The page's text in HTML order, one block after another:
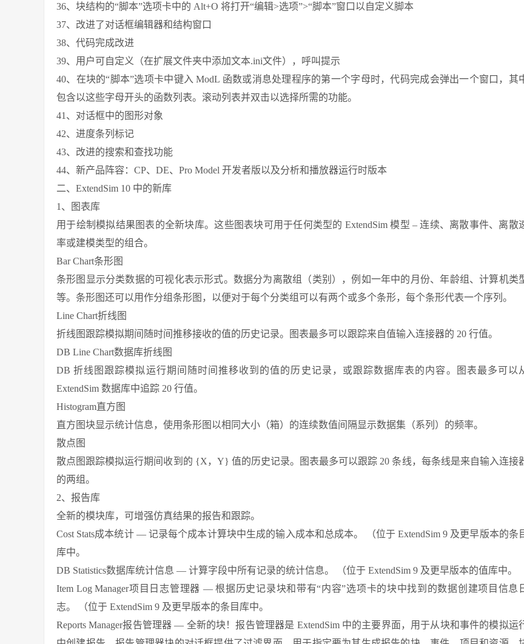
36、块结构的“脚本”选项卡中的 Alt+O 将打开“编辑>选项”>“脚本”窗口以自定义脚本
37、改进了对话框编辑器和结构窗口
38、代码完成改进
39、用户可自定义（在扩展文件夹中添加文本.ini文件），呼叫提示
40、在块的“脚本”选项卡中键入 ModL 函数或消息处理程序的第一个字母时，代码完成会弹出一个窗口，其
包含以这些字母开头的函数列表。滚动列表并双击以选择所需的功能。
41、对话框中的图形对象
42、进度条列标记
43、改进的搜索和查找功能
44、新产品阵容：CP、DE、Pro Model 开发者版以及分析和播放器运行时版本
二、ExtendSim 10 中的新库
1、图表库
用于绘制模拟结果图表的全新块库。这些图表块可用于任何类型的 ExtendSim 模型 – 连续、离散事件、离散
率或建模类型的组合。
Bar Chart条形图
条形图显示分类数据的可视化表示形式。数据分为离散组（类别），例如一年中的月份、年龄组、计算机类
等。条形图还可以用作分组条形图，以便对于每个分类组可以有两个或多个条形，每个条形代表一个序列。
Line Chart折线图
折线图跟踪模拟期间随时间推移接收的值的历史记录。图表最多可以跟踪来自值输入连接器的 20 行值。
DB Line Chart数据库折线图
DB 折线图跟踪模拟运行期间随时间推移收到的值的历史记录，或跟踪数据库表的内容。图表最多可以
ExtendSim 数据库中追踪 20 行值。
Histogram直方图
直方图块显示统计信息，使用条形图以相同大小（箱）的连续数值间隔显示数据集（系列）的频率。
散点图
散点图跟踪模拟运行期间收到的 {X，Y} 值的历史记录。图表最多可以跟踪 20 条线，每条线是来自输入连接
的两组。
2、报告库
全新的模块库，可增强仿真结果的报告和跟踪。
Cost Stats成本统计 — 记录每个成本计算块中生成的输入成本和总成本。 （位于 ExtendSim 9 及更早版本的条
库中。
DB Statistics数据库统计信息 — 计算字段中所有记录的统计信息。 （位于 ExtendSim 9 及更早版本的值库中。
Item Log Manager项目日志管理器 — 根据历史记录块和带有“内容”选项卡的块中找到的数据创建项目信息
志。 （位于 ExtendSim 9 及更早版本的条目库中。
Reports Manager报告管理器 — 全新的块！报告管理器是 ExtendSim 中的主要界面，用于从块和事件的模拟运